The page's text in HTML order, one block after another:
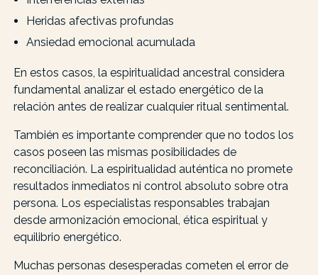
Heridas afectivas profundas
Ansiedad emocional acumulada
En estos casos, la espiritualidad ancestral considera
fundamental analizar el estado energético de la
relación antes de realizar cualquier ritual sentimental.
También es importante comprender que no todos los
casos poseen las mismas posibilidades de
reconciliación. La espiritualidad auténtica no promete
resultados inmediatos ni control absoluto sobre otra
persona. Los especialistas responsables trabajan
desde armonización emocional, ética espiritual y
equilibrio energético.
Muchas personas desesperadas cometen el error de